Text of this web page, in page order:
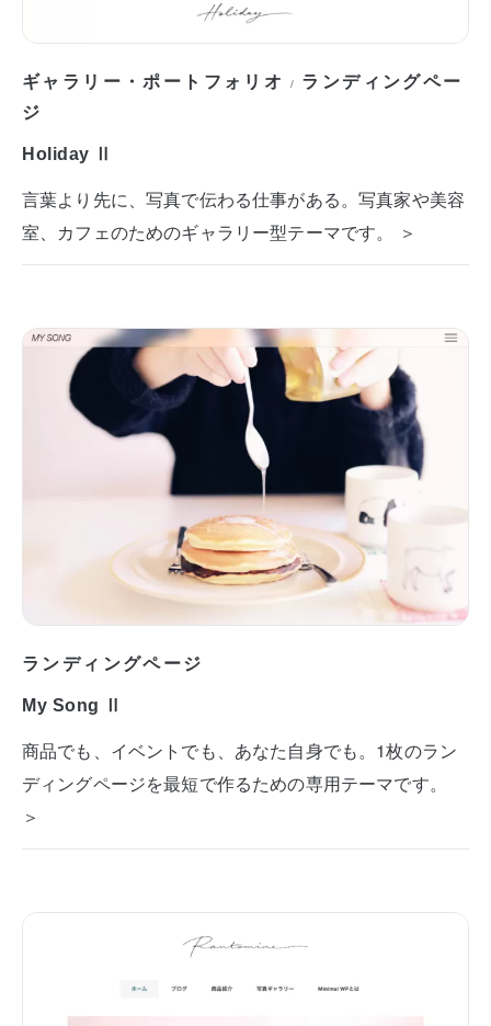
ギャラリー・ポートフォリオ / ランディングペー
ジ
Holiday Ⅱ
言葉より先に、写真で伝わる仕事がある。写真家や美容
室、カフェのためのギャラリー型テーマです。 ＞
ランディングページ
My Song Ⅱ
商品でも、イベントでも、あなた自身でも。1枚のラン
ディングページを最短で作るための専用テーマです。
＞